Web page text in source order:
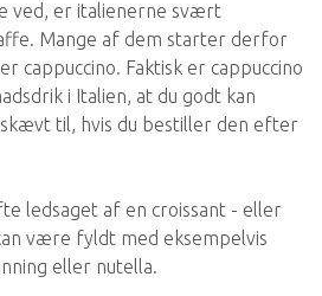
ved, er italienerne svært
Mange af dem starter derfor
cappuccino. Faktisk er cappuccino
i Italien, at du godt kan
til, hvis du bestiller den efter
ledsaget af en croissant - eller
være fyldt med eksempelvis
eller nutella.